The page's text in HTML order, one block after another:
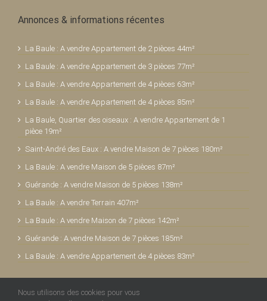
Annonces & informations récentes
La Baule : A vendre Appartement de 2 pièces 44m²
La Baule : A vendre Appartement de 3 pièces 77m²
La Baule : A vendre Appartement de 4 pièces 63m²
La Baule : A vendre Appartement de 4 pièces 85m²
La Baule, Quartier des oiseaux : A vendre Appartement de 1
pièce 19m²
Saint-André des Eaux : A vendre Maison de 7 pièces 180m²
La Baule : A vendre Maison de 5 pièces 87m²
Guérande : A vendre Maison de 5 pièces 138m²
La Baule : A vendre Terrain 407m²
La Baule : A vendre Maison de 7 pièces 142m²
Guérande : A vendre Maison de 7 pièces 185m²
La Baule : A vendre Appartement de 4 pièces 83m²
Nous utilisons des cookies pour vous